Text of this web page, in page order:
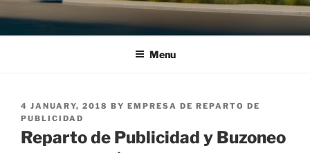
Menu
POSTED
ON
4 JANUARY, 2018 BY EMPRESA DE REPARTO DE
PUBLICIDAD
Reparto de Publicidad y Buzoneo